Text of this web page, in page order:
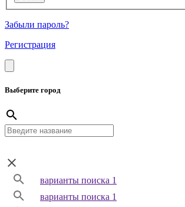
Забыли пароль?
Регистрация
Выберите город
варианты поиска 1
варианты поиска 1